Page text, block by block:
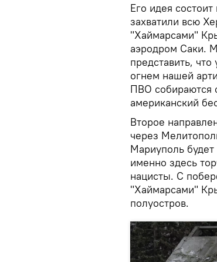
Его идея
захватили всю
"Хаймарсами"
аэродром Саки.
представить,
огнем нашей
ПВО собираются
американский
Второе
через
Мариуполь
именно здесь
нацисты. С
"Хаймарсами"
полуостров.